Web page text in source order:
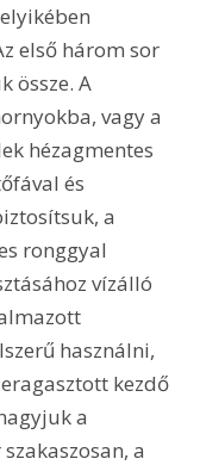
első három sor
össze. A
vagy a
hézagmentes
és
a
ronggyal
vízálló
használni,
kezdő
a
a